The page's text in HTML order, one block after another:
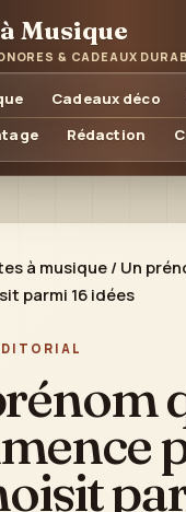
Musique
& CADEAUX
Cadeaux déco
Rédaction
à musique/ Un
parmi 16 idées